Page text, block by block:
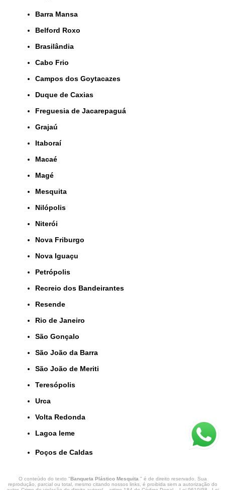
Barra Mansa
Belford Roxo
Brasilândia
Cabo Frio
Campos dos Goytacazes
Duque de Caxias
Freguesia de Jacarepaguá
Grajaú
Itaboraí
Macaé
Magé
Mesquita
Nilópolis
Niterói
Nova Friburgo
Nova Iguaçu
Petrópolis
Recreio dos Bandeirantes
Resende
Rio de Janeiro
São Gonçalo
São João da Barra
São João de Meriti
Teresópolis
Urca
Volta Redonda
lagoa leme
Poços de Caldas
O conteúdo do texto "Banqueta Plástico Mesquita " é de direito reservado. Sua
reprodução, parcial ou total, mesmo citando nossos links, é proibida sem a autorização do